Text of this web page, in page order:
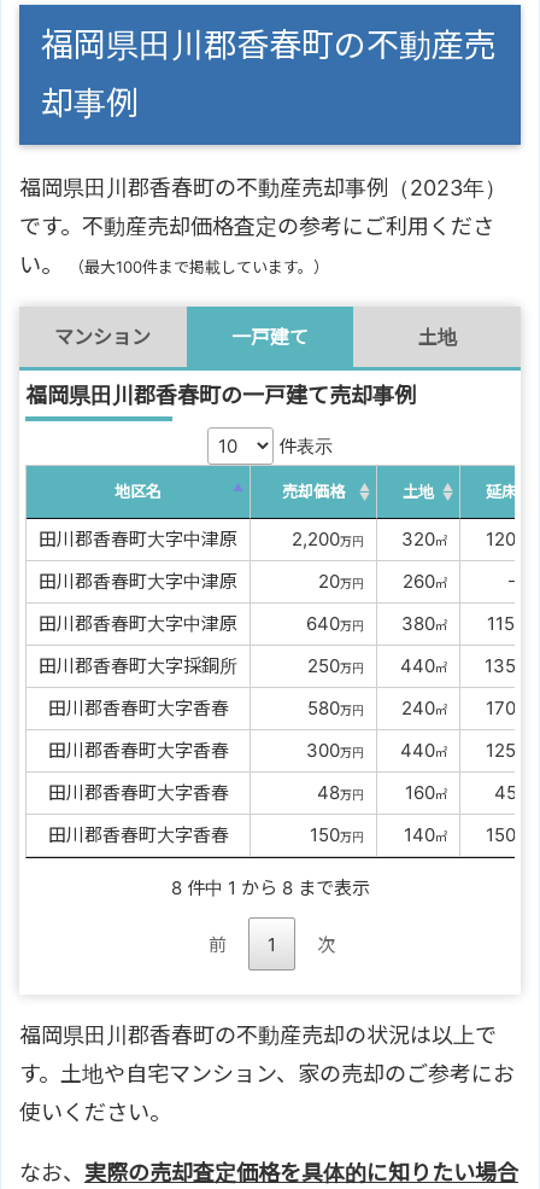
福岡県田川郡香春町の不動産売
却事例
福岡県田川郡香春町の不動産売却事例（2023年）
です。不動産売却価格査定の参考にご利用くださ
い。
（最大100件まで掲載しています。）
マンション 一戸建て 土地
福岡県田川郡香春町の一戸建て売却事例
件表示
地区名 売却価格 土地 延床
田川郡香春町大字中津原 2,200万円 320㎡ 120
田川郡香春町大字中津原 20万円 260㎡ -
田川郡香春町大字中津原 640万円 380㎡ 115
田川郡香春町大字採銅所 250万円 440㎡ 135
田川郡香春町大字香春 580万円 240㎡ 170
田川郡香春町大字香春 300万円 440㎡ 125
田川郡香春町大字香春 48万円 160㎡ 45
田川郡香春町大字香春 150万円 140㎡ 150
8 件中 1 から 8 まで表示
前 1 次
福岡県田川郡香春町の不動産売却の状況は以上で
す。土地や自宅マンション、家の売却のご参考にお
使いください。
なお、 実際の売却査定価格を具体的に知りたい場合